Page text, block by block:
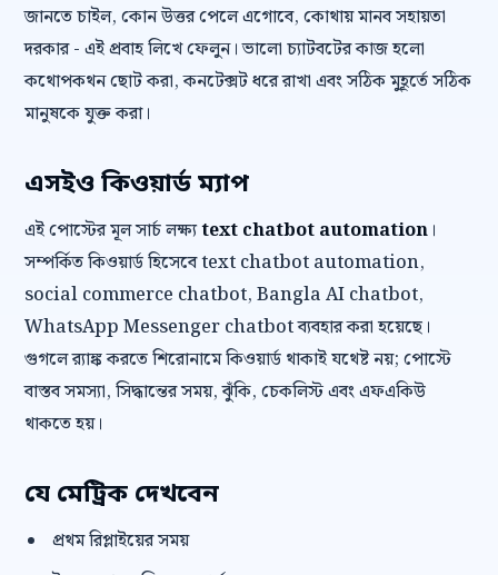
জানতে চাইল, কোন উত্তর পেলে এগোবে, কোথায় মানব সহায়তা
দরকার - এই প্রবাহ লিখে ফেলুন। ভালো চ্যাটবটের কাজ হলো
কথোপকথন ছোট করা, কনটেক্সট ধরে রাখা এবং সঠিক মুহূর্তে সঠিক
মানুষকে যুক্ত করা।
এসইও কিওয়ার্ড ম্যাপ
এই পোস্টের মূল সার্চ লক্ষ্যtext chatbot automation ।
সম্পর্কিত কিওয়ার্ড হিসেবে text chatbot automation,
social commerce chatbot, Bangla AI chatbot,
WhatsApp Messenger chatbot ব্যবহার করা হয়েছে।
গুগলে র‍্যাঙ্ক করতে শিরোনামে কিওয়ার্ড থাকাই যথেষ্ট নয়; পোস্টে
বাস্তব সমস্যা, সিদ্ধান্তের সময়, ঝুঁকি, চেকলিস্ট এবং এফএকিউ
থাকতে হয়।
যে মেট্রিক দেখবেন
প্রথম রিপ্লাইয়ের সময়